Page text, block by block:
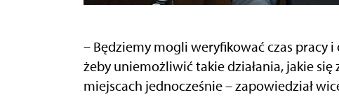
– Będziemy mogli weryfikować czas pracy
żeby uniemożliwić takie działania, jakie się
miejscach jednocześnie – zapowiedział